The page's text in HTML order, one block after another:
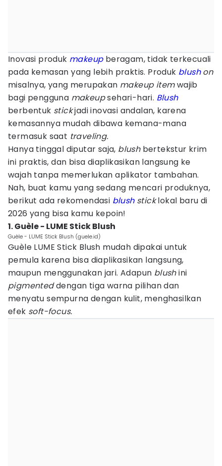
Inovasi produk makeupberagam, tidak terkecuali
pada kemasan yang lebih praktis. Produk blushon
misalnya, yang merupakan makeup itemwajib
bagi pengguna makeupsehari-hari. Blush
berbentuk stickjadi inovasi andalan, karena
kemasannya mudah dibawa kemana-mana
termasuk saat traveling.
Hanya tinggal diputar saja, blushbertekstur krim
ini praktis, dan bisa diaplikasikan langsung ke
wajah tanpa memerlukan aplikator tambahan.
Nah, buat kamu yang sedang mencari produknya,
berikut ada rekomendasi blush sticklokal baru di
2026 yang bisa kamu kepoin!
1. Guèle - LUME Stick Blush
Guèle - LUME Stick Blush (guele.id)
Guèle LUME Stick Blush mudah dipakai untuk
pemula karena bisa diaplikasikan langsung,
maupun menggunakan jari. Adapun blushini
pigmenteddengan tiga warna pilihan dan
menyatu sempurna dengan kulit, menghasilkan
efek soft-focus.